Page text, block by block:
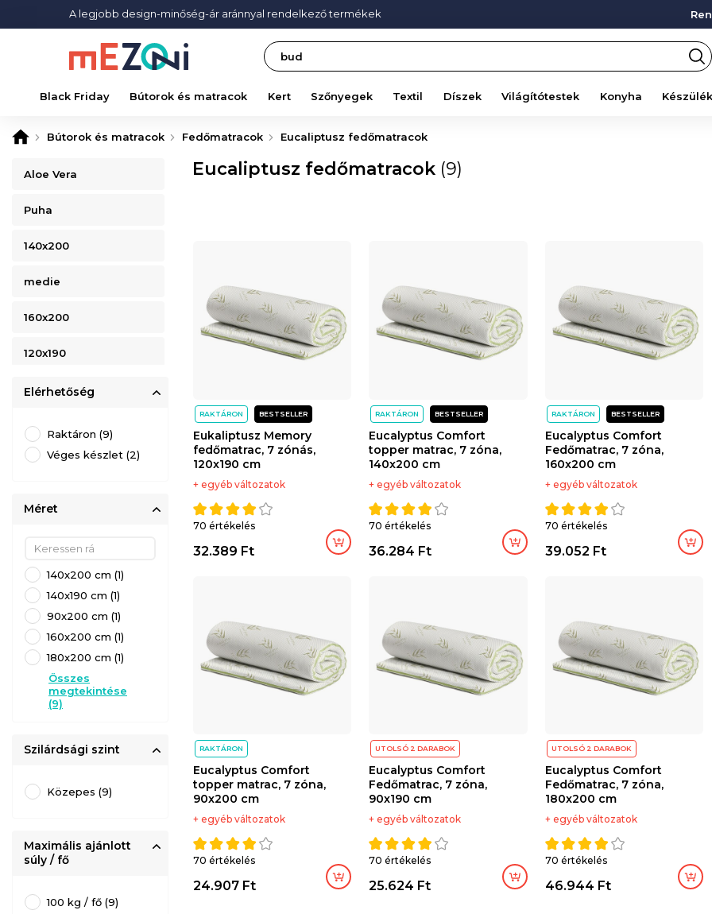
A legjobb design-minőség-ár aránnyal rendelkező termékek
Search
Black Friday Bútorok és matracok Kert Szőnyegek Textil Díszek Világítótestek Konyha
Bútorok és matracok Fedőmatracok Eucaliptusz fedőmatracok
Aloe Vera
Puha
140x200
medie
160x200
120x190
120x200
140x190
180x200
Elérhetőség
Raktáron (9)
Véges készlet (2)
Méret
140x200 cm (1)
140x190 cm (1)
90x200 cm (1)
160x200 cm (1)
180x200 cm (1)
Összes
megtekintése
(9)
Szilárdsági szint
Közepes (9)
Maximális ajánlott
súly / fő
100 kg / fő (9)
Eucaliptusz fedőmatracok (9)
RAKTÁRON BESTSELLER
Eukaliptusz Memory
fedőmatrac, 7 zónás,
120x190 cm
+ egyéb változatok
70 értékelés
32.389 Ft
RAKTÁRON BESTSELLER
Eucalyptus Comfort
topper matrac, 7 zóna,
140x200 cm
+ egyéb változatok
70 értékelés
36.284 Ft
RAKTÁRON BESTSELLER
Eucalyptus Comfort
Fedőmatrac, 7 zóna,
160x200 cm
+ egyéb változatok
70 értékelés
39.052 Ft
RAKTÁRON
Eucalyptus Comfort
topper matrac, 7 zóna,
90x200 cm
+ egyéb változatok
70 értékelés
24.907 Ft
UTOLSÓ 2 DARABOK
Eucalyptus Comfort
Fedőmatrac, 7 zóna,
90x190 cm
+ egyéb változatok
70 értékelés
25.624 Ft
UTOLSÓ 2 DARABOK
Eucalyptus Comfort
Fedőmatrac, 7 zóna,
180x200 cm
+ egyéb változatok
70 értékelés
46.944 Ft